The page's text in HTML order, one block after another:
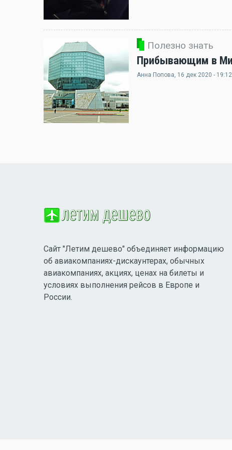
Полезно знать
Прибывающим в
Анна Попова, 16 дек 2020 - 19:12
Сайт "Летим дешево" объединяет информацию
об авиакомпаниях-дискаунтерах, обычных
авиакомпаниях, акциях, ценах на билеты и
условиях выполнения рейсов в Европе и
России.